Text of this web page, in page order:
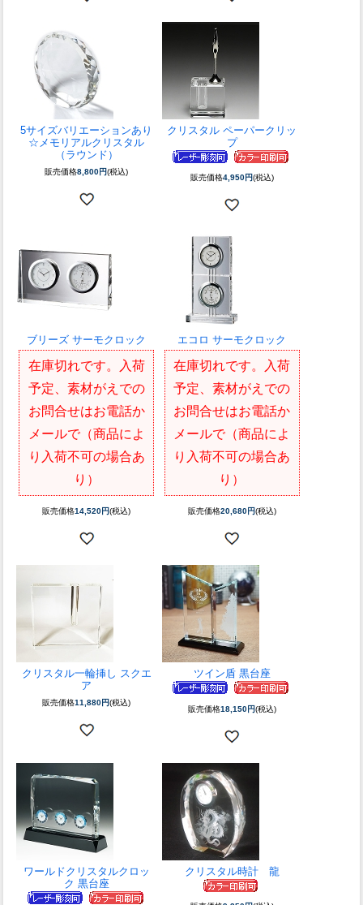
5サイズバリエーションあり
☆ メモリアルクリスタル
（ラウンド）
販売価格8,800円(税込)
クリスタル ペーパークリッ
プ
販売価格4,950円(税込)
ブリーズ サーモクロック
在庫切れです。入荷
予定、素材がえでの
お問合せはお電話か
メールで（商品によ
り入荷不可の場合あ
り）
販売価格14,520円(税込)
エコロ サーモクロック
在庫切れです。入荷
予定、素材がえでの
お問合せはお電話か
メールで（商品によ
り入荷不可の場合あ
り）
販売価格20,680円(税込)
クリスタル一輪挿し スクエ
ア
販売価格11,880円(税込)
ツイン盾 黒台座
販売価格18,150円(税込)
ワールドクリスタルクロッ
ク 黒台座
クリスタル時計 龍